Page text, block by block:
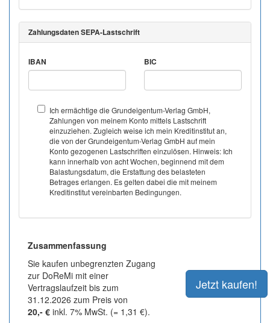
Zahlungsdaten SEPA-Lastschrift
IBAN BIC
Ich ermächtige die Grundeigentum-Verlag GmbH,
Zahlungen von meinem Konto mittels Lastschrift
einzuziehen. Zugleich weise ich mein Kreditinstitut an,
die von der Grundeigentum-Verlag GmbH auf mein
Konto gezogenen Lastschriften einzulösen. Hinweis: Ich
kann innerhalb von acht Wochen, beginnend mit dem
Balastungsdatum, die Erstattung des belasteten
Betrages erlangen. Es gelten dabei die mit meinem
Kreditinstitut vereinbarten Bedingungen.
Zusammenfassung
Sie kaufen unbegrenzten Zugang
zur DoReMi mit einer
Vertragslaufzeit bis zum
31.12.2026 zum Preis von
20,- € inkl. 7% MwSt. (= 1,31 €).